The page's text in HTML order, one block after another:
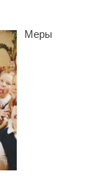
Меры